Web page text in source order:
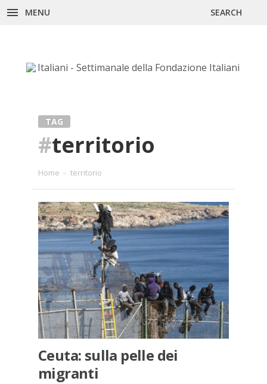
to MENU SEARCH
TAG
#territorio
Home » territorio
Ceuta: sulla pelle dei
migranti